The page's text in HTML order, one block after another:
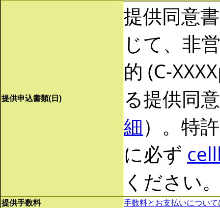
提供申込書類(日)
提供同意
じて、非
的 (C-
る提供同
細）。特
に必ず
ください
提供手数料
手数料とお支払いについ